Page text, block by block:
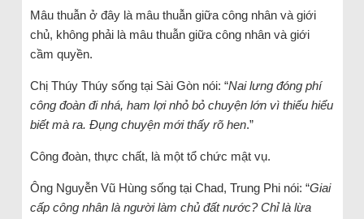
Mâu thuẫn ở đây là mâu thuẫn giữa công nhân và giới
chủ, không phải là mâu thuẫn giữa công nhân và giới
cầm quyền.
Chị Thúy Thúy sống tại Sài Gòn nói: “Nai lưng đóng phí
công đoàn đi nhá, ham lợi nhỏ bỏ chuyện lớn vì thiếu hiểu
biết mà ra. Đụng chuyện mới thấy rõ hen.”
Công đoàn, thực chất, là một tổ chức mật vụ.
Ông Nguyễn Vũ Hùng sống tại Chad, Trung Phi nói: “Giai
cấp công nhân là người làm chủ đất nước? Chỉ là lừa